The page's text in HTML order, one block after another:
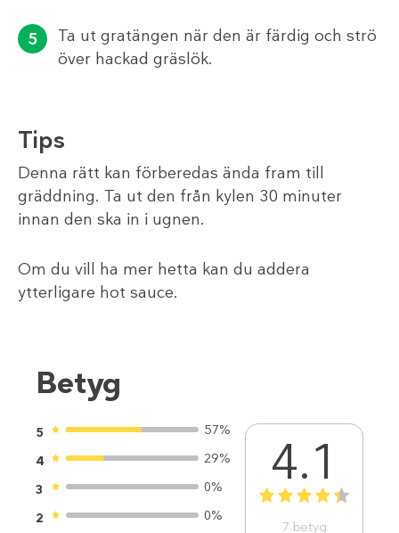
Ta ut gratängen när den är färdig och strö
över hackad gräslök.
Tips
Denna rätt kan förberedas ända fram till
gräddning. Ta ut den från kylen 30 minuter
innan den ska in i ugnen.
Om du vill ha mer hetta kan du addera
ytterligare hot sauce.
Betyg
5
57%
4
29%
3
0%
2
0%
4.1
1 2 3 4 5
7 betyg